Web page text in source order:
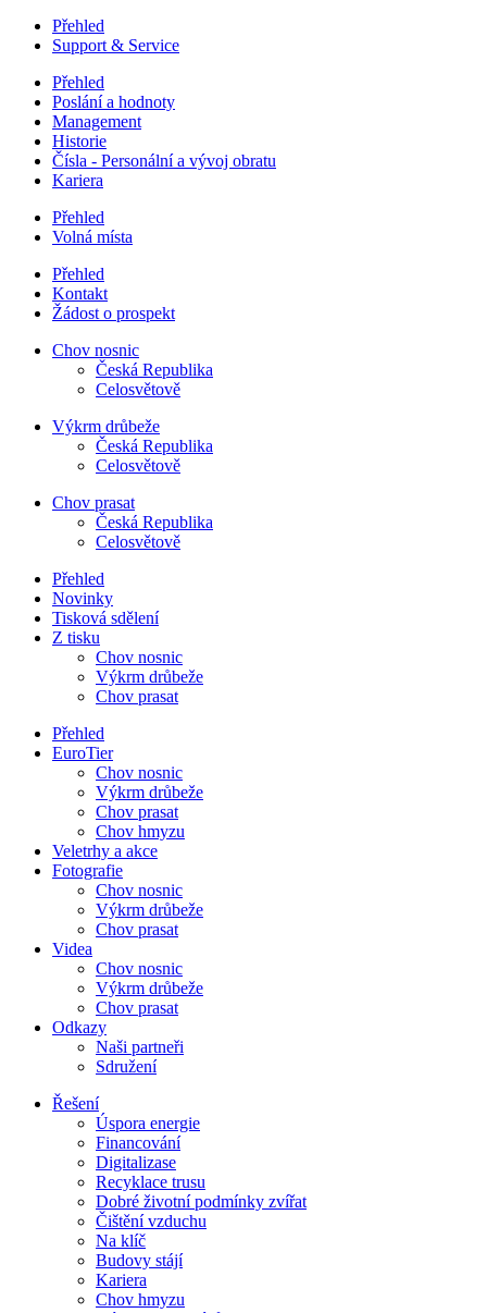
Přehled
Support & Service
Přehled
Poslání a hodnoty
Management
Historie
Čísla - Personální a vývoj obratu
Kariera
Přehled
Volná místa
Přehled
Kontakt
Žádost o prospekt
Chov nosnic
Česká Republika
Celosvětově
Výkrm drůbeže
Česká Republika
Celosvětově
Chov prasat
Česká Republika
Celosvětově
Přehled
Novinky
Tisková sdělení
Z tisku
Chov nosnic
Výkrm drůbeže
Chov prasat
Přehled
EuroTier
Chov nosnic
Výkrm drůbeže
Chov prasat
Chov hmyzu
Veletrhy a akce
Fotografie
Chov nosnic
Výkrm drůbeže
Chov prasat
Videa
Chov nosnic
Výkrm drůbeže
Chov prasat
Odkazy
Naši partneři
Sdružení
Řešení
Úspora energie
Financování
Digitalizase
Recyklace trusu
Dobré životní podmínky zvířat
Čištění vzduchu
Na klíč
Budovy stájí
Kariera
Chov hmyzu